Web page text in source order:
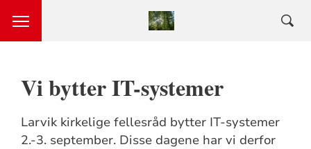
Vi bytter IT-systemer
Larvik kirkelige fellesråd bytter IT-systemer
2.-3. september. Disse dagene har vi derfor